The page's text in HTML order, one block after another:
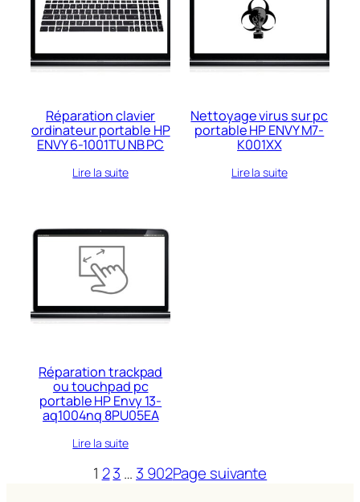
Réparation clavier
ordinateur portable HP
ENVY 6-1001TU NB PC
Lire la suite
Nettoyage virus sur pc
portable HP ENVY M7-
K001XX
Lire la suite
Réparation trackpad
ou touchpad pc
portable HP Envy 13-
aq1004nq 8PU05EA
Lire la suite
1 23 … 3 902Page suivante